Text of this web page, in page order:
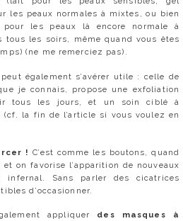
les peaux normales à mixtes, ou bien
pour les peaux là encore normale à
tous les soirs, même quand vous êtes
(ne me remerciez pas).
également s’avérer utile : celle de
je connais, propose une exfoliation
tous les jours, et un soin ciblé à
la fin de l’article si vous voulez en
! C’est comme les boutons, quand
on favorise l’apparition de nouveaux
Sans parler des cicatrices
d’occasionner.
appliquer des masques à